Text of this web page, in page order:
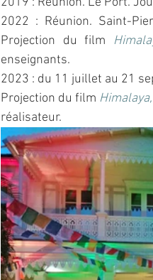
2022 : Réunion. Saint-
Projection du film
enseignants.
2023 : du 11 juillet au 21
Projection du film
réalisateur.